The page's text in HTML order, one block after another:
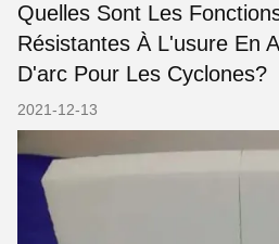
Quelles Sont Les
Résistantes À L'usure En
D'arc Pour Les Cyclones?
2021-12-13